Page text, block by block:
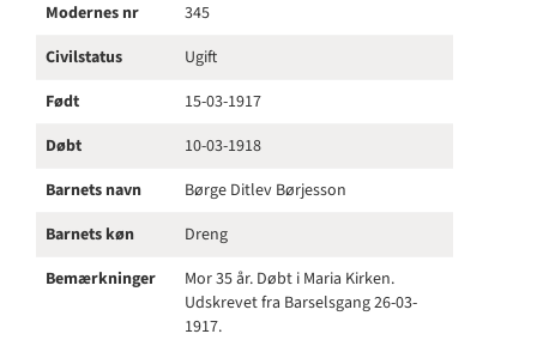
Modernes nr
345
Civilstatus
Ugift
Født
15-03-1917
Døbt
10-03-1918
Barnets navn
Børge Ditlev Børjesson
Barnets køn
Dreng
Bemærkninger
Mor 35 år. Døbt i Maria Kirken.
Udskrevet fra Barselsgang 26-03-
1917.